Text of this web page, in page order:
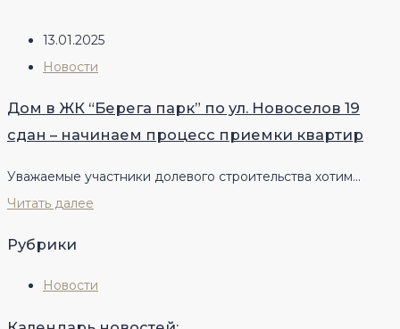
13.01.2025
Новости
Дом в ЖК “Берега парк” по ул. Новоселов 19
сдан – начинаем процесс приемки квартир
Уважаемые участники долевого строительства хотим...
Читать далее
Рубрики
Новости